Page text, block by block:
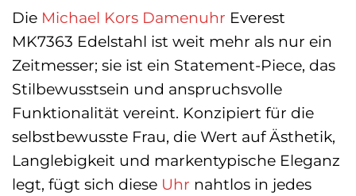
Die Michael Kors Damenuhr Everest
MK7363 Edelstahl ist weit mehr als nur ein
Zeitmesser; sie ist ein Statement-Piece, das
Stilbewusstsein und anspruchsvolle
Funktionalität vereint. Konzipiert für die
selbstbewusste Frau, die Wert auf Ästhetik,
Langlebigkeit und markentypische Eleganz
legt, fügt sich diese Uhr nahtlos in jedes